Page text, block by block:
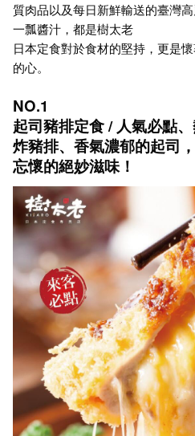
質肉品以及每日新鮮輸送的臺灣
一瓢醬汁，都是樹太老
日本定食對於食材的堅持，更是
的心。
NO.1
起司豬排定食 / 人氣必點
炸豬排、香氣濃郁的起司
忘懷的絕妙滋味！